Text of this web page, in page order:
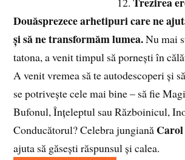
Douăsprezece arhetipuri care ne
și să ne transformăm lumea.Nu mai
tatona, a venit timpul să pornești în
A venit vremea să te autodescoperi și
se potrivește cele mai bine – să fie
Bufonul, Înțeleptul sau Războinicul,
Conducătorul? Celebra jungiană Carol
ajuta să găsești răspunsul și calea.